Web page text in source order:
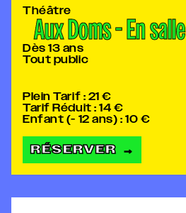
Théâtre
Aux Doms - En salle
Dès 13 ans
Tout public
Plein Tarif : 21 €
Tarif Réduit : 14 €
Enfant (- 12 ans) : 10 €
RÉSERVER →